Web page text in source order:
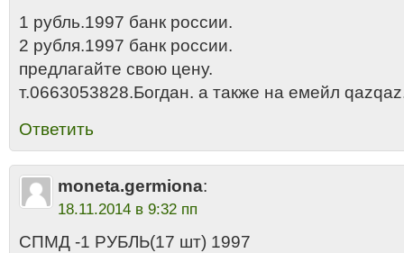
1 рубль.1997 банк россии.
2 рубля.1997 банк россии.
предлагайте свою цену.
т.0663053828.Богдан. а также на емейл
Ответить
moneta.germiona:
18.11.2014 в 9:32 пп
СПМД -1 РУБЛЬ(17 шт) 1997